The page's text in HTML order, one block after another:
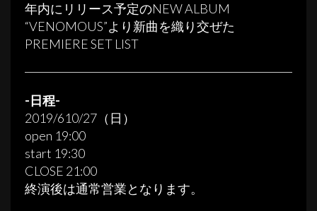
年内にリリース予定のNEW ALBUM
“VENOMOUS”より新曲を織り交ぜた
PREMIERE SET LIST
-日程-
2019/610/27（日）
open 19:00
start 19:30
CLOSE 21:00
終演後は通常営業となります。